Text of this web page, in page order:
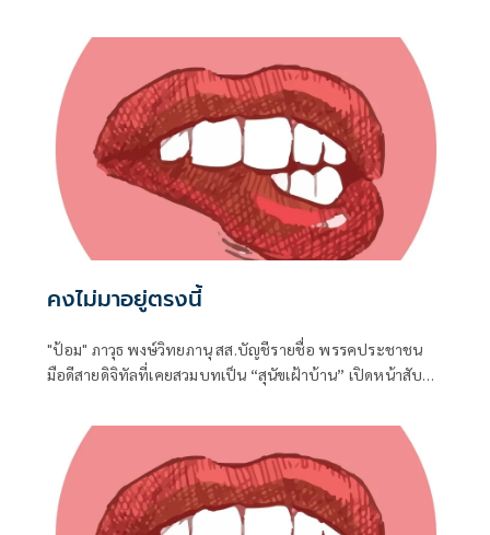
ประวัติศาสตร์ ที่สะท้อนถึงเกียรติภูมิอันโดดเด่นของ
ประเทศไทยบนเวทีโลกได้อย่างชัดเจน
คงไม่มาอยู่ตรงนี้
"ป้อม" ภาวุธ พงษ์วิทยภานุ สส.บัญชีรายชื่อ พรรคประชาชน
มือดีสายดิจิทัลที่เคยสวมบทเป็น “สุนัขเฝ้าบ้าน” เปิดหน้าสับ
กระทรวงดิจิทัลเพื่อเศรษฐกิจและสังคม (ดีอี)